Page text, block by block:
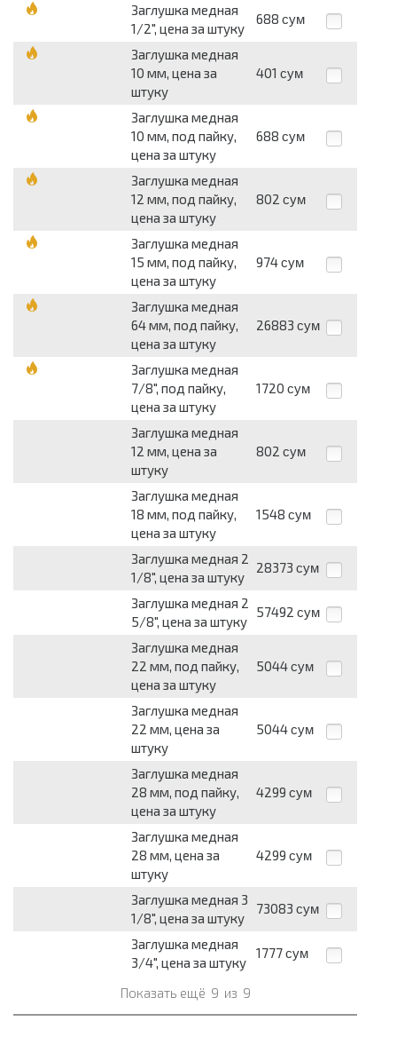
Заглушка медная
1/2", цена за штуку
688 сум
Заглушка медная
10 мм, цена за
штуку
401 сум
Заглушка медная
10 мм, под пайку,
цена за штуку
688 сум
Заглушка медная
12 мм, под пайку,
цена за штуку
802 сум
Заглушка медная
15 мм, под пайку,
цена за штуку
974 сум
Заглушка медная
64 мм, под пайку,
цена за штуку
26883 сум
Заглушка медная
7/8", под пайку,
цена за штуку
1720 сум
Заглушка медная
12 мм, цена за
штуку
802 сум
Заглушка медная
18 мм, под пайку,
цена за штуку
1548 сум
Заглушка медная 2
1/8", цена за штуку
28373 сум
Заглушка медная 2
5/8", цена за штуку
57492 сум
Заглушка медная
22 мм, под пайку,
цена за штуку
5044 сум
Заглушка медная
22 мм, цена за
штуку
5044 сум
Заглушка медная
28 мм, под пайку,
цена за штуку
4299 сум
Заглушка медная
28 мм, цена за
штуку
4299 сум
Заглушка медная 3
1/8", цена за штуку
73083 сум
Заглушка медная
3/4", цена за штуку
1777 сум
Показать ещё 9 из 9